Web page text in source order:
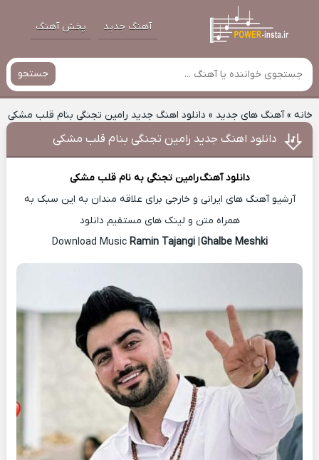
آهنگ جدید پخش آهنگ
جستجو
خانه»آهنگ های جدید » دانلود اهنگ جدید رامین تجنگی بنام قلب مشکی
دانلود اهنگ جدید رامین تجنگی بنام قلب مشکی
دانلود آهنگرامین تجنگی به نام قلب مشکی
آرشیو آهنگ های ایرانی و خارجی برای علاقه مندان به این سبک به
همراه متن و لینک های مستقیم دانلود
Download Music
Ramin Tajangi|Ghalbe Meshki